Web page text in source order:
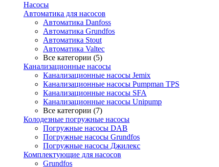
Насосы
Автоматика для насосов
Автоматика Danfoss
Автоматика Grundfos
Автоматика Stout
Автоматика Valtec
Все категории (5)
Канализационные насосы
Канализационные насосы Jemix
Канализационные насосы Pumpman TPS
Канализационные насосы SFA
Канализационные насосы Unipump
Все категории (7)
Колодезные погружные насосы
Погружные насосы DAB
Погружные насосы Grundfos
Погружные насосы Джилекс
Комплектующие для насосов
Grundfos